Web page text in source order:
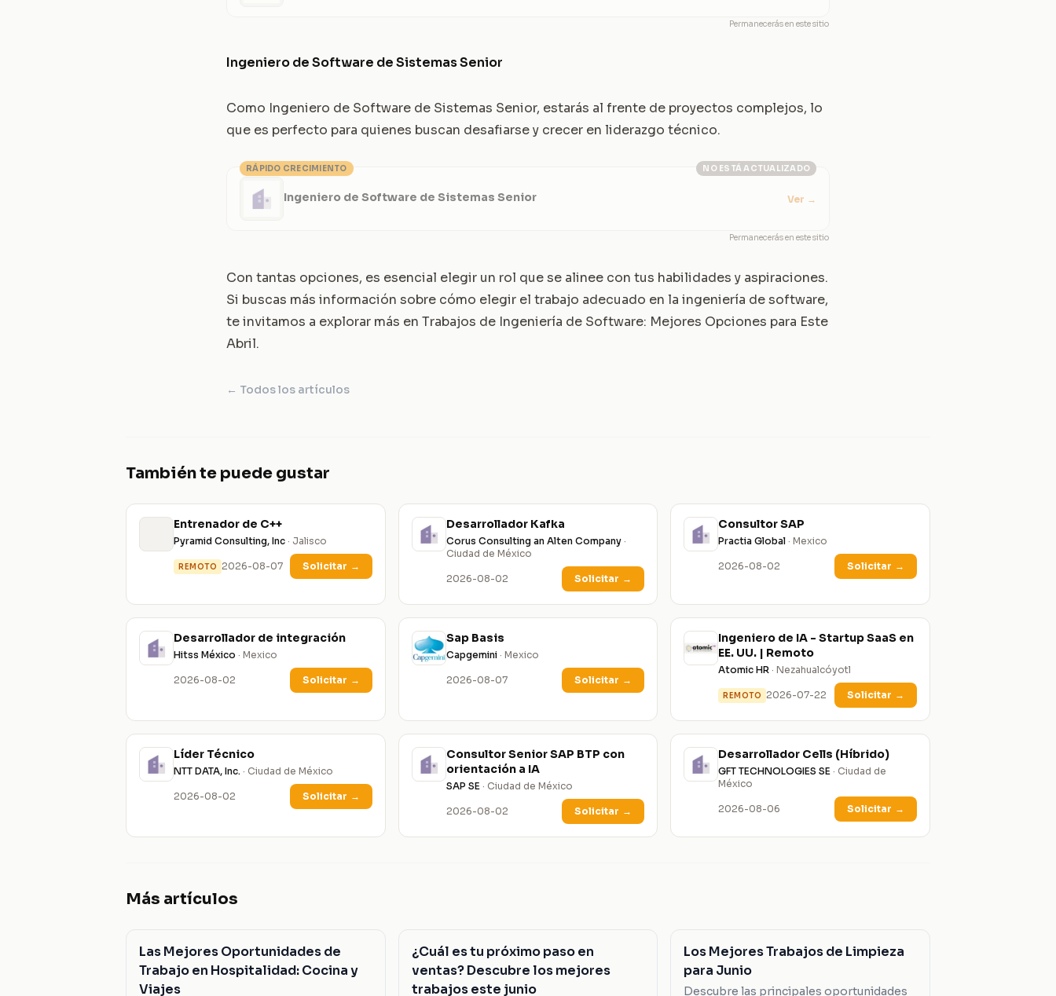
Permanecerás en este sitio
Ingeniero de Software de Sistemas Senior
Como Ingeniero de Software de Sistemas Senior, estarás al frente de proyectos complejos, lo
que es perfecto para quienes buscan desafiarse y crecer en liderazgo técnico.
NO ESTÁ ACTUALIZADO
RÁPIDO CRECIMIENTO
Ingeniero de Software de Sistemas Senior Ver →
Permanecerás en este sitio
Con tantas opciones, es esencial elegir un rol que se alinee con tus habilidades y aspiraciones.
Si buscas más información sobre cómo elegir el trabajo adecuado en la ingeniería de software,
te invitamos a explorar más en Trabajos de Ingeniería de Software: Mejores Opciones para Este
Abril.
← Todos los artículos
También te puede gustar
Entrenador de C++
Pyramid Consulting, Inc · Jalisco
REMOTO 2026-08-07 Solicitar →
Desarrollador Kafka
Corus Consulting an Alten Company·
Ciudad de México
2026-08-02 Solicitar →
Consultor SAP
Practia Global · Mexico
2026-08-02 Solicitar →
Desarrollador de integración
Hitss México · Mexico
2026-08-02 Solicitar →
Sap Basis
Capgemini· Mexico
2026-08-07 Solicitar →
Ingeniero de IA - Startup SaaS en
EE. UU. | Remoto
Atomic HR · Nezahualcóyotl
REMOTO 2026-07-22 Solicitar →
Líder Técnico
NTT DATA, Inc. · Ciudad de México
2026-08-02 Solicitar →
Consultor Senior SAP BTP con
orientación a IA
SAP SE· Ciudad de México
2026-08-02 Solicitar →
Desarrollador Cells (Híbrido)
GFT TECHNOLOGIES SE · Ciudad de
México
2026-08-06 Solicitar →
Más artículos
Las Mejores Oportunidades de
Trabajo en Hospitalidad: Cocina y
Viajes
¿Cuál es tu próximo paso en
ventas? Descubre los mejores
trabajos este junio
Los Mejores Trabajos de Limpieza
para Junio
Descubre las principales oportunidades